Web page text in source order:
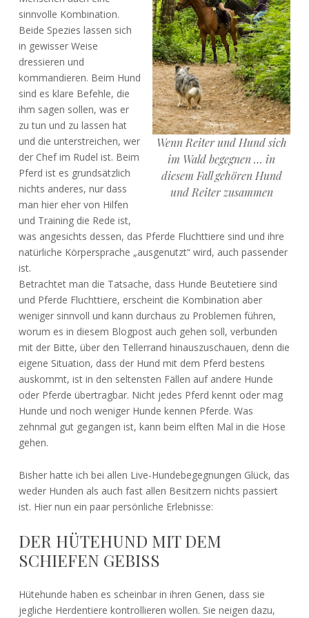
Wenn Reiter und Hund sich
im Wald begegnen … in
diesem Fall gehören Hund
und Reiter zusammen
sinnvolle Kombination.
Beide Spezies lassen sich
in gewisser Weise
dressieren und
kommandieren. Beim Hund
sind es klare Befehle, die
ihm sagen sollen, was er
zu tun und zu lassen hat
und die unterstreichen, wer
der Chef im Rudel ist. Beim
Pferd ist es grundsätzlich
nichts anderes, nur dass
man hier eher von Hilfen
und Training die Rede ist,
was angesichts dessen, das Pferde Fluchttiere sind und ihre
natürliche Körpersprache „ausgenutzt“ wird, auch passender
ist.
Betrachtet man die Tatsache, dass Hunde Beutetiere sind
und Pferde Fluchttiere, erscheint die Kombination aber
weniger sinnvoll und kann durchaus zu Problemen führen,
worum es in diesem Blogpost auch gehen soll, verbunden
mit der Bitte, über den Tellerrand hinauszuschauen, denn die
eigene Situation, dass der Hund mit dem Pferd bestens
auskommt, ist in den seltensten Fällen auf andere Hunde
oder Pferde übertragbar. Nicht jedes Pferd kennt oder mag
Hunde und noch weniger Hunde kennen Pferde. Was
zehnmal gut gegangen ist, kann beim elften Mal in die Hose
gehen.
Bisher hatte ich bei allen Live-Hundebegegnungen Glück, das
weder Hunden als auch fast allen Besitzern nichts passiert
ist. Hier nun ein paar persönliche Erlebnisse:
DER HÜTEHUND MIT DEM
SCHIEFEN GEBISS
Hütehunde haben es scheinbar in ihren Genen, dass sie
jegliche Herdentiere kontrollieren wollen. Sie neigen dazu,